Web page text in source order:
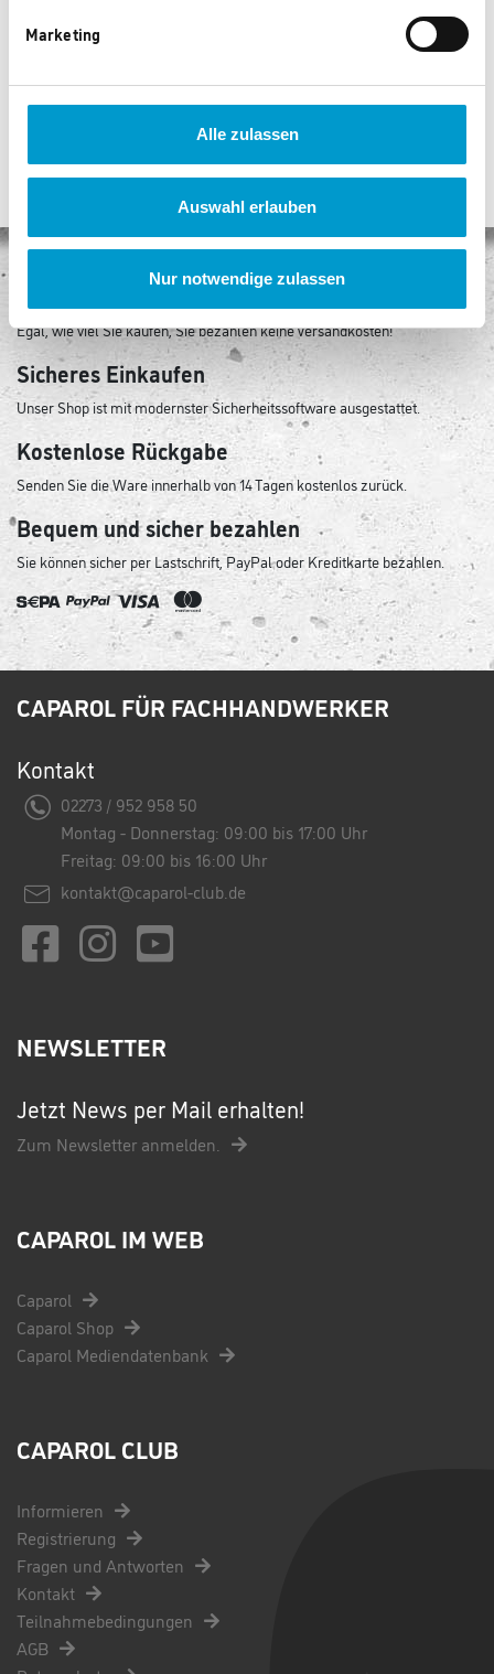
Marketing
Alle zulassen
Auswahl erlauben
Nur notwendige zulassen
79.730 Punkte
Egal, wie viel Sie kaufen, Sie bezahlen keine Versandkosten!
Sicheres Einkaufen
Unser Shop ist mit modernster Sicherheitssoftware ausgestattet.
Kostenlose Rückgabe
Senden Sie die Ware innerhalb von 14 Tagen kostenlos zurück.
Bequem und sicher bezahlen
Sie können sicher per Lastschrift, PayPal oder Kreditkarte bezahlen.
CAPAROL FÜR FACHHANDWERKER
Kontakt
02273 / 952 958 50
Montag - Donnerstag: 09:00 bis 17:00 Uhr
Freitag: 09:00 bis 16:00 Uhr
kontakt@caparol-club.de
NEWSLETTER
Jetzt News per Mail erhalten!
Zum Newsletter anmelden.
CAPAROL IM WEB
Caparol
Caparol Shop
Caparol Mediendatenbank
CAPAROL CLUB
Informieren
Registrierung
Fragen und Antworten
Kontakt
Teilnahmebedingungen
AGB